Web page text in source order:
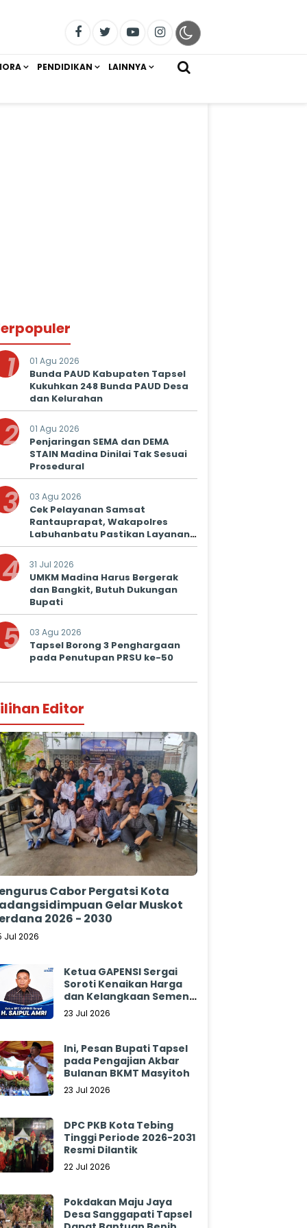
PENDIDIKAN LAINNYA
1 01 Agu 2026
Bunda PAUD Kabupaten Tapsel
Kukuhkan 248 Bunda PAUD Desa
dan Kelurahan
2 01 Agu 2026
Penjaringan SEMA dan DEMA
STAIN Madina Dinilai Tak Sesuai
Prosedural
3 03 Agu 2026
Cek Pelayanan Samsat
Rantauprapat, Wakapolres
Labuhanbatu Pastikan Layanan
Prima untuk Masyarakat
4 31 Jul 2026
UMKM Madina Harus Bergerak
dan Bangkit, Butuh Dukungan
Bupati
5 03 Agu 2026
Tapsel Borong 3 Penghargaan
pada Penutupan PRSU ke-50
Editor
Cabor Pergatsi Kota
Gelar Muskot
2026 - 2030
Jul 2026
Ketua GAPENSI Sergai
Soroti Kenaikan Harga
dan Kelangkaan Semen,
Minta Pemerintah
23 Jul 2026
Ini, Pesan Bupati Tapsel
pada Pengajian Akbar
Bulanan BKMT Masyitoh
23 Jul 2026
DPC PKB Kota Tebing
Tinggi Periode 2026-2031
Resmi Dilantik
22 Jul 2026
Pokdakan Maju Jaya
Desa Sanggapati Tapsel